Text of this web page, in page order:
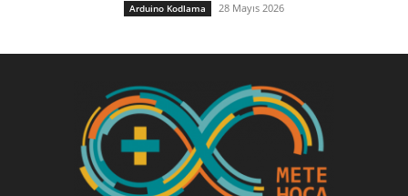
Arduino Kodlama 28 Mayıs 2026